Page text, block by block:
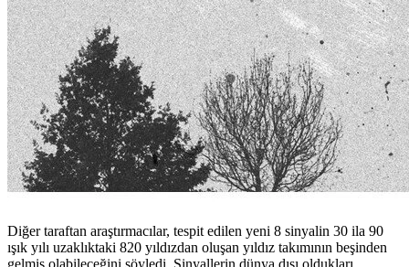
Diğer taraftan araştırmacılar, tespit edilen yeni 8 sinyalin 30 ila 90
ışık yılı uzaklıktaki 820 yıldızdan oluşan yıldız takımının beşinden